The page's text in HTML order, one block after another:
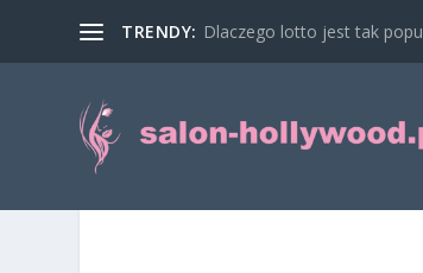
TRENDY: Dlaczego lotto jest tak